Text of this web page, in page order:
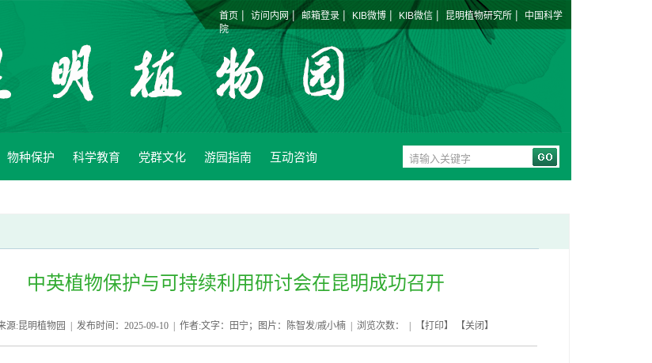
首页 | 访问内网|邮箱登录 | KIB微博 | KIB微信 | 昆明植物研究所 |
中国科学
院
物种保护 科学教育 党群文化 游园指南 互动咨询
中英植物保护与可持续利用研讨会在昆明成功召开
源:昆明植物园 | 发布时间：2025-09-10 | 作者:文字：田宁；图片：陈智发/戚小楠 | 浏览次数： | 【打印】 【关闭 】